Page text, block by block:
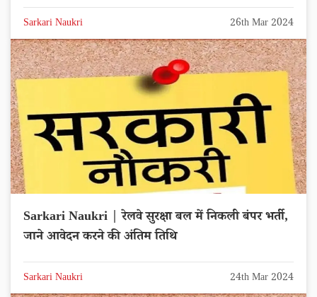
Sarkari Naukri 26th Mar 2024
Sarkari Naukri | रेलवे सुरक्षा बल में निकली बंपर भर्ती,
जाने आवेदन करने की अंतिम तिथि
Sarkari Naukri 24th Mar 2024